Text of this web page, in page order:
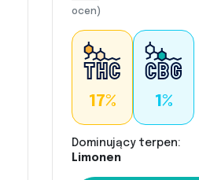
ocen)
17% 1%
Dominujący terpen:
Limonen